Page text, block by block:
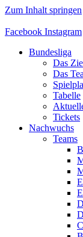
Zum Inhalt springen
Facebook Instagram
Bundesliga
Das
Das
Tabelle
Tickets
Nachwuchs
Teams